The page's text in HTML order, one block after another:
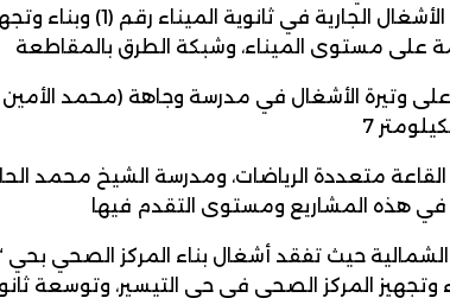
الإنشاء، حيث عاين في مقاطعة
وتيرة الأشغال في مدرسة وجاهة (محمد الأمين
متعددة الرياضات، ومدرسة الشيخ محمد